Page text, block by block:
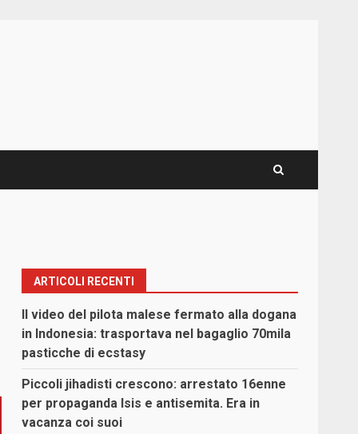
ARTICOLI RECENTI
Il video del pilota malese fermato alla dogana
in Indonesia: trasportava nel bagaglio 70mila
pasticche di ecstasy
Piccoli jihadisti crescono: arrestato 16enne
per propaganda Isis e antisemita. Era in
vacanza coi suoi